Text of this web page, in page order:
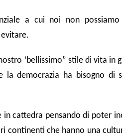
a cui noi non
‘bellissimo” stile di vita in
la democrazia ha bisogno di
cattedra pensando di poter
continenti che hanno una